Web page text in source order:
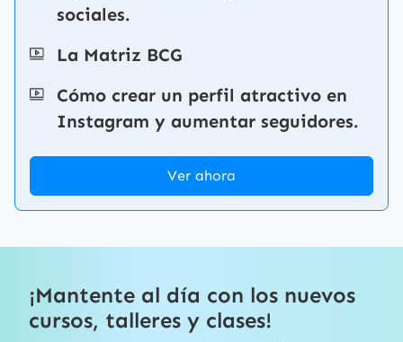
sociales.
La Matriz BCG
Cómo crear un perfil atractivo en
Instagram y aumentar seguidores.
Ver ahora
¡Mantente al día con los nuevos
cursos, talleres y clases!